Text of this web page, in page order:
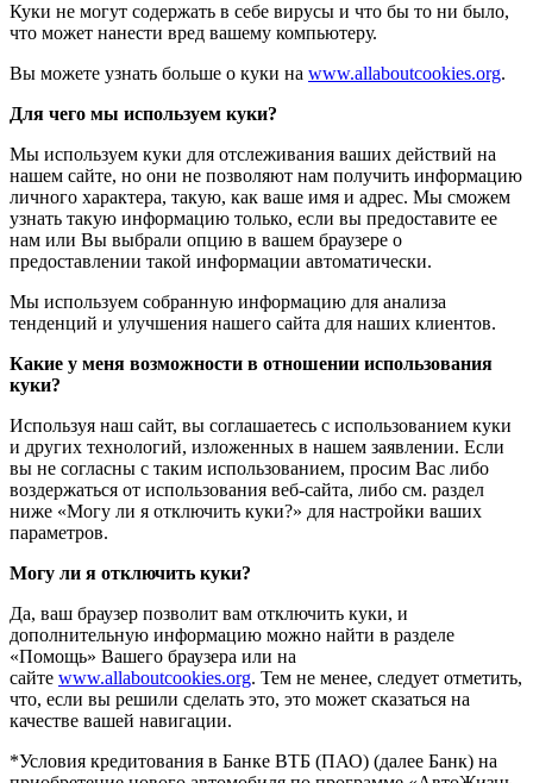
Куки не могут содержать в себе вирусы и что бы то ни было,
что может нанести вред вашему компьютеру.
Вы можете узнать больше о куки на www.allaboutcookies.org.
Для чего мы используем куки?
Мы используем куки для отслеживания ваших действий на
нашем сайте, но они не позволяют нам получить информацию
личного характера, такую, как ваше имя и адрес. Мы сможем
узнать такую информацию только, если вы предоставите ее
нам или Вы выбрали опцию в вашем браузере о
предоставлении такой информации автоматически.
Мы используем собранную информацию для анализа
тенденций и улучшения нашего сайта для наших клиентов.
Какие у меня возможности в отношении использования
куки?
Используя наш сайт, вы соглашаетесь с использованием куки
и других технологий, изложенных в нашем заявлении. Если
вы не согласны с таким использованием, просим Вас либо
воздержаться от использования веб-сайта, либо см. раздел
ниже «Могу ли я отключить куки?» для настройки ваших
параметров.
Могу ли я отключить куки?
Да, ваш браузер позволит вам отключить куки, и
дополнительную информацию можно найти в разделе
«Помощь» Вашего браузера или на
сайте www.allaboutcookies.org. Тем не менее, следует отметить,
что, если вы решили сделать это, это может сказаться на
качестве вашей навигации.
*Условия кредитования в Банке ВТБ (ПАО) (далее Банк) на